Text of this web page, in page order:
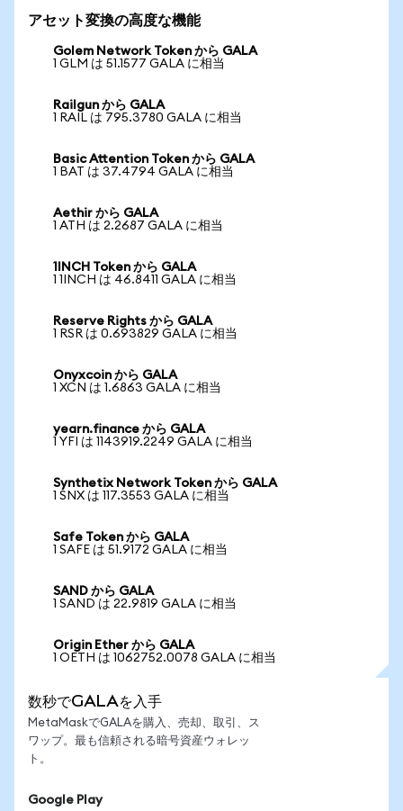
アセット変換の高度な機能
Golem Network Token から GALA
1 GLM は 51.1577 GALA に相当
Railgun から GALA
1 RAIL は 795.3780 GALA に相当
Basic Attention Token から GALA
1 BAT は 37.4794 GALA に相当
Aethir から GALA
1 ATH は 2.2687 GALA に相当
1INCH Token から GALA
1 1INCH は 46.8411 GALA に相当
Reserve Rights から GALA
1 RSR は 0.693829 GALA に相当
Onyxcoin から GALA
1 XCN は 1.6863 GALA に相当
yearn.finance から GALA
1 YFI は 1143919.2249 GALA に相当
Synthetix Network Token から GALA
1 SNX は 117.3553 GALA に相当
Safe Token から GALA
1 SAFE は 51.9172 GALA に相当
SAND から GALA
1 SAND は 22.9819 GALA に相当
Origin Ether から GALA
1 OETH は 1062752.0078 GALA に相当
数秒でGALAを入手
MetaMaskでGALAを購入、売却、取引、ス
ワップ。最も信頼される暗号資産ウォレッ
ト。
Google Play